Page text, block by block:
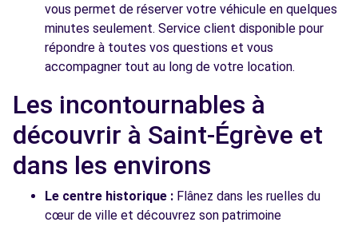
vous permet de réserver votre véhicule en quelques
minutes seulement. Service client disponible pour
répondre à toutes vos questions et vous
accompagner tout au long de votre location.
Les incontournables à
découvrir à Saint-Égrève et
dans les environs
Le centre historique : Flânez dans les ruelles du
cœur de ville et découvrez son patrimoine